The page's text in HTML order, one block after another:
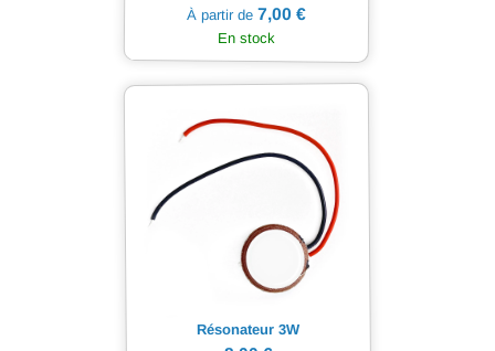
À partir de7,00 €
En stock
Résonateur 3W